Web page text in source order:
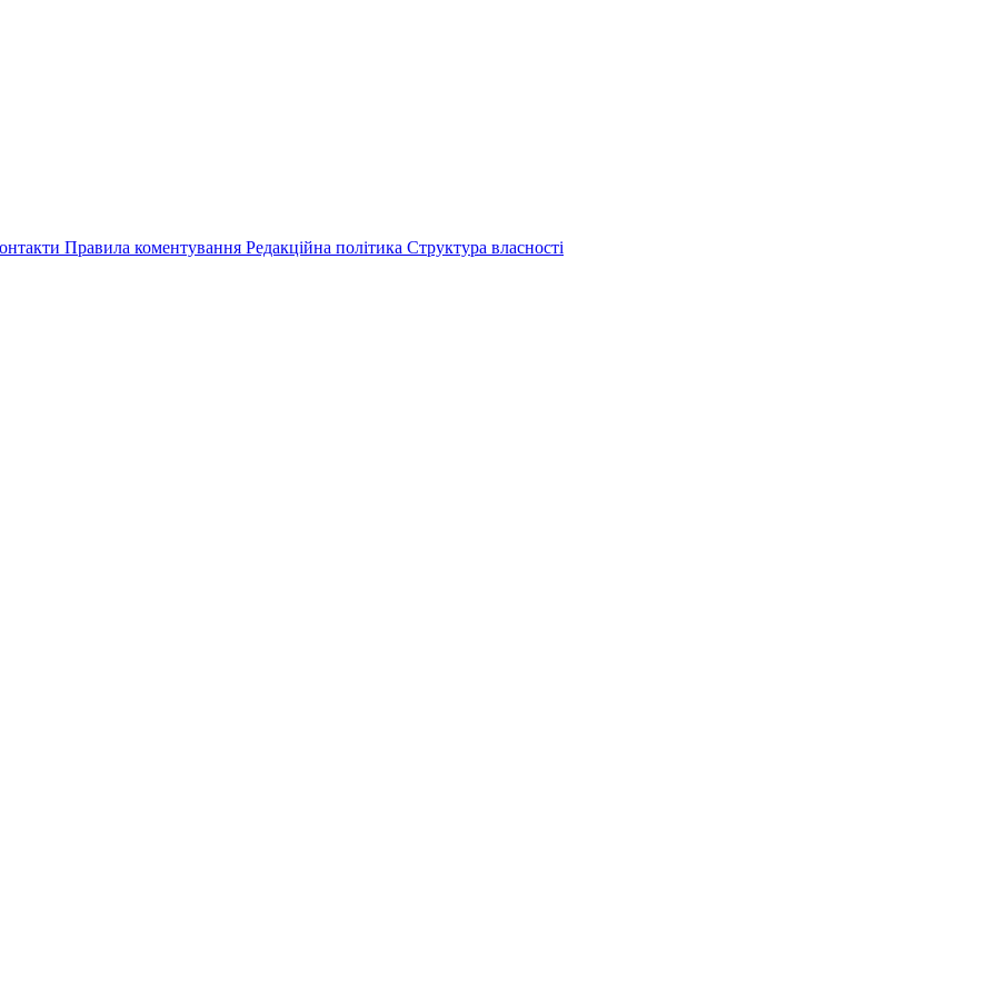
Правила коментування Редакційна політика Структура власності